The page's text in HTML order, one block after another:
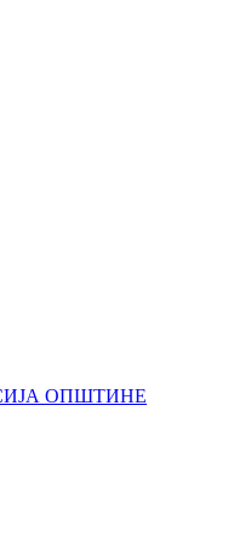
ОПШТИНЕ